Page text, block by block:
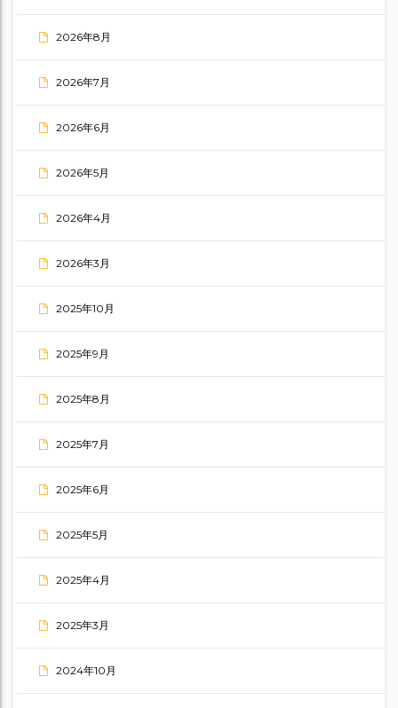
2026年8月
2026年7月
2026年6月
2026年5月
2026年4月
2026年3月
2025年10月
2025年9月
2025年8月
2025年7月
2025年6月
2025年5月
2025年4月
2025年3月
2024年10月